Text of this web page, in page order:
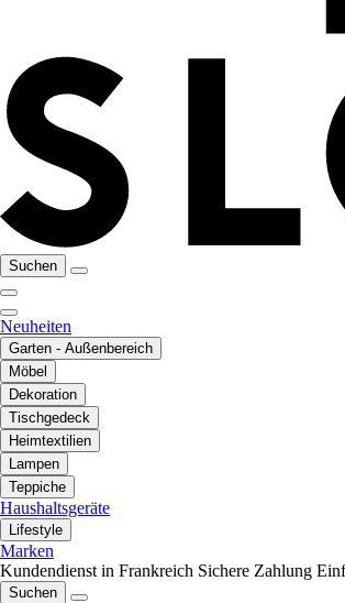
Suchen
Neuheiten
Garten - Außenbereich
Möbel
Dekoration
Tischgedeck
Heimtextilien
Lampen
Teppiche
Haushaltsgeräte
Lifestyle
Marken
Kundendienst in Frankreich Sichere Zahlung
Suchen